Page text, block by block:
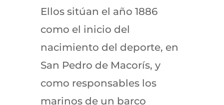
Ellos sitúan el año 1886
como el inicio del
nacimiento del deporte, en
San Pedro de Macorís, y
como responsables los
marinos de un barco